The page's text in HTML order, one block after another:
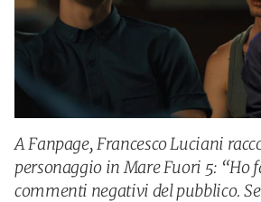
A Fanpage, Francesco Luciani
personaggio in Mare Fuori 5: “Ho
commenti negativi del pubblico.